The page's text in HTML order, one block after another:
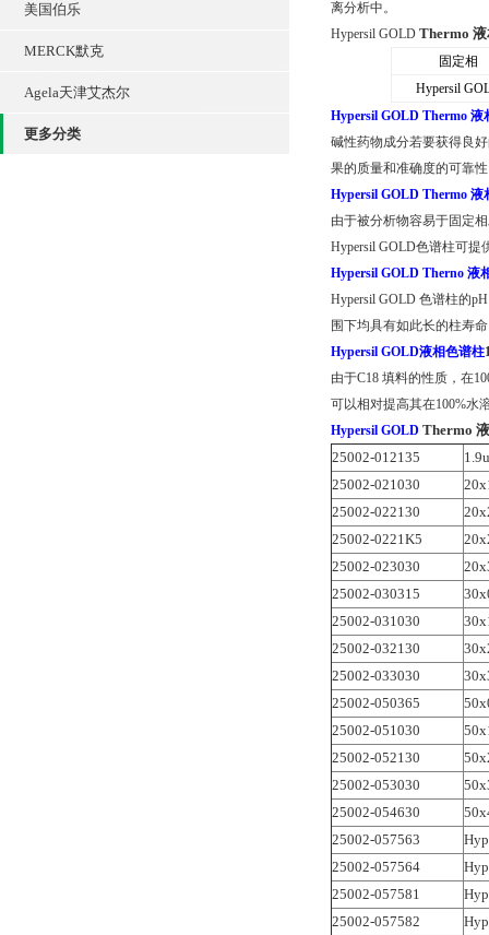
美国伯乐
MERCK默克
Agela天津艾杰尔
更多分类
离分析中。
Hypersil GOLD Thermo
固定相
Hypersil
Hypersil GOLD Thermo 液
碱性药物成分若要获得良
果的质量和准确度的可靠
Hypersil GOLD Thermo 液
由于被分析物容易于固定
Hypersil GOLD色谱柱可提
Hypersil GOLD Therno 液
Hypersil GOLD 色谱柱的
围下均具有如此长的柱寿
Hypersil GOLD液相色谱柱
由于C18 填料的性质，在
可以相对提高其在100%水
Hypersil GOLD Thermo
25002-012135
25002-021030
25002-022130
25002-0221K5
25002-023030
25002-030315
25002-031030
25002-032130
25002-033030
25002-050365
25002-051030
25002-052130
25002-053030
25002-054630
25002-057563
25002-057564
25002-057581
25002-057582